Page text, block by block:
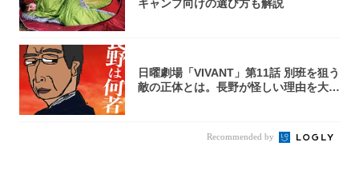
キャンプ向けの選び方も解説
日曜劇場「VIVANT」第11話 別班を狙う
敵の正体とは。長野が怪しい理由を大
Recommended by